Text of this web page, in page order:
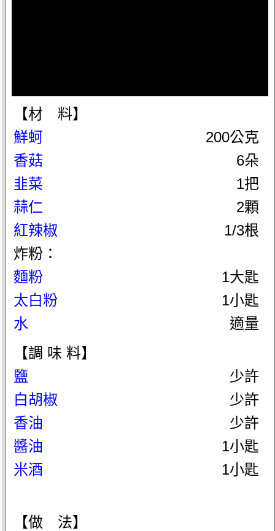
【材 料】
鮮蚵
200公克
香菇
6朵
韭菜
1把
蒜仁
2顆
紅辣椒
1/3根
炸粉：
麵粉
1大匙
太白粉
1小匙
水
適量
【調 味 料】
鹽
少許
白胡椒
少許
香油
少許
醬油
1小匙
米酒
1小匙
【做 法】